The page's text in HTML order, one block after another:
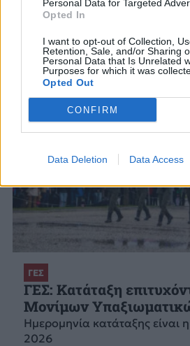
Personal Data for Targeted
Opted In
I want to opt-out of Collection,
Retention, Sale, and/or Sharing
Personal Data that Is Unrelated
Purposes for which it was
Opted Out
CONFIRM
Data Deletion Data Access
ΣΧΕΤΙΚΑ ΑΡΘΡΑ
ΓΕΣ
ΓΕΣ: Κατάταξη
Μονίμων
Ημερομηνία κατάταξης είναι
2026